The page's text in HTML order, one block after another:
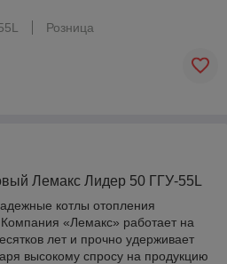
Розница
Лемакс Лидер 50 ГГУ-55L
котлы отопления
Компания «Лемакс» работает на
лет и прочно удерживает
высокому спросу на продукцию